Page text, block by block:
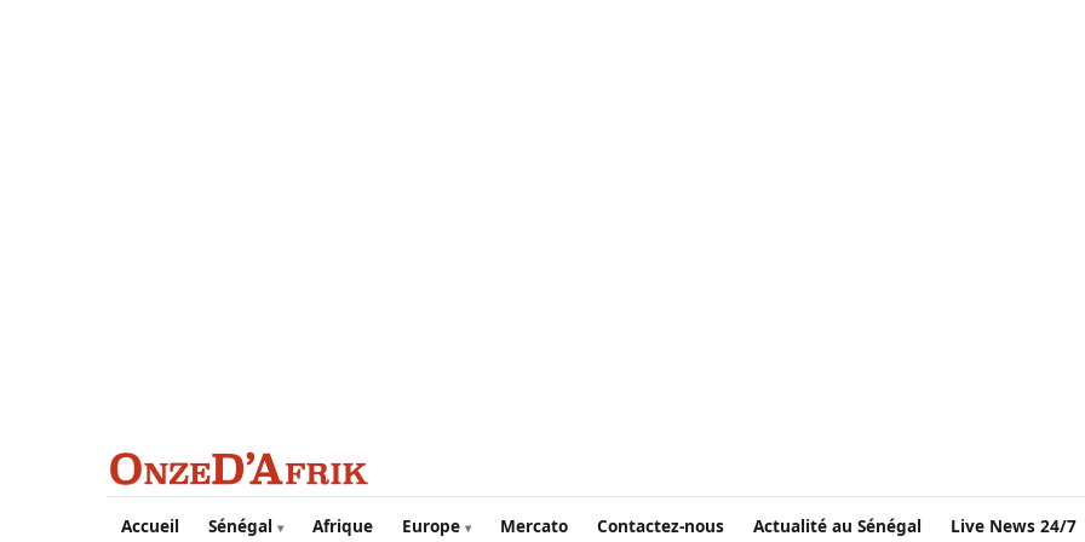
Aller au contenu principal
Accueil Sénégal Afrique Europe Mercato Contactez-nous Actualité au Sénégal Live News 24/7